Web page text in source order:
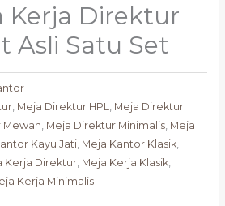
Kerja Direktur
Asli Satu Set
, Meja Direktur HPL
Meja Direktur
Mewah Meja Direktur Minimalis, Meja
Kayu Jati, Meja Kantor Klasik,
Kerja Direktur, Meja Kerja Klasik,
Kerja Minimalis